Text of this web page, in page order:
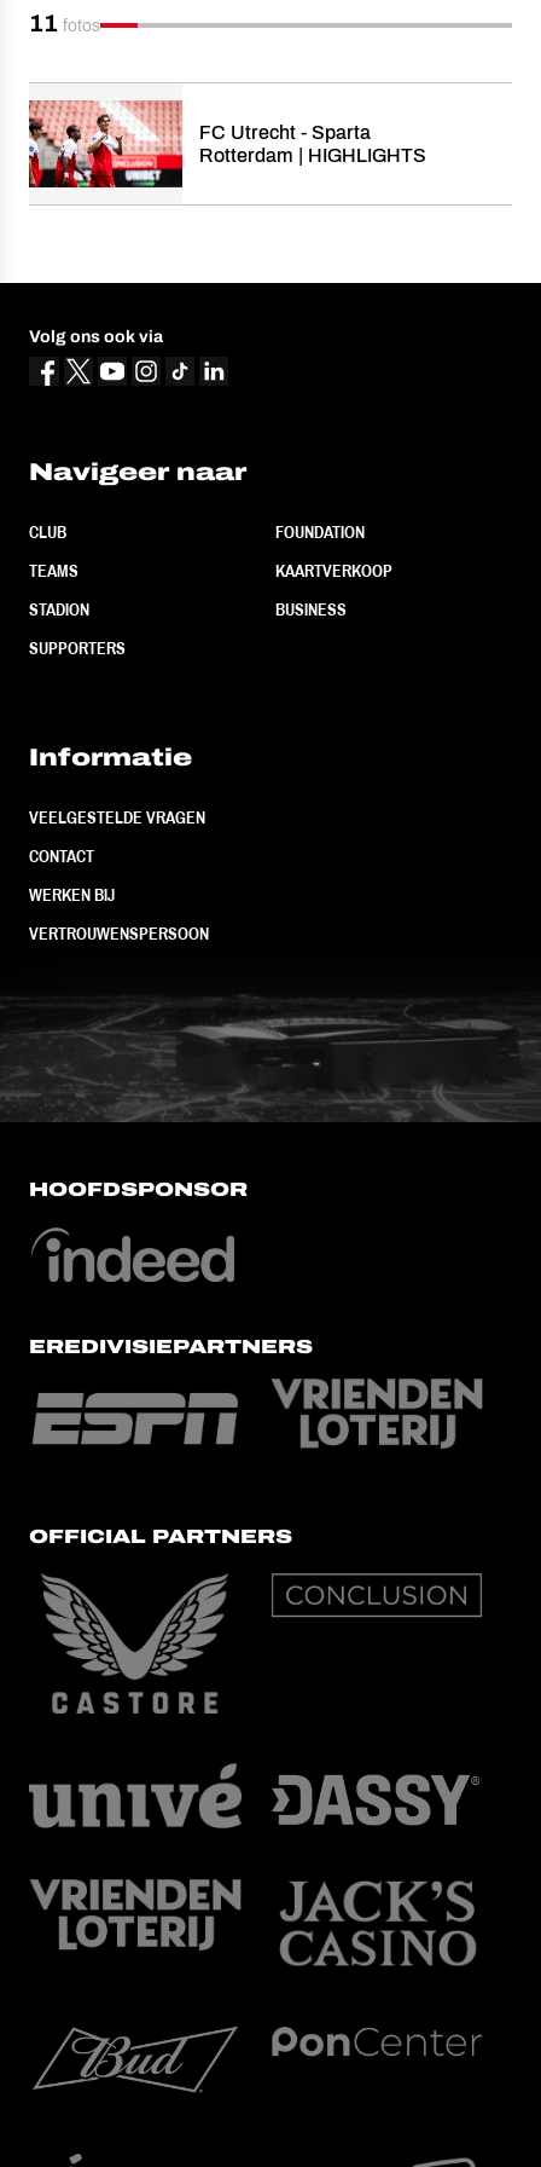
11 fotos
FC Utrecht - Sparta
Rotterdam | HIGHLIGHTS
Volg ons ook via
Navigeer naar
CLUB
TEAMS
STADION
SUPPORTERS
FOUNDATION
KAARTVERKOOP
BUSINESS
Informatie
VEELGESTELDE VRAGEN
CONTACT
WERKEN BIJ
VERTROUWENSPERSOON
FC Utrecht<br>vanuit<br>het
HOOFDSPONSOR
EREDIVISIEPARTNERS
OFFICIAL PARTNERS